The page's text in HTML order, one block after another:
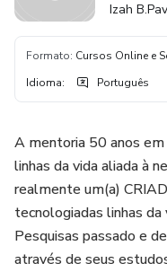
Izah
Formato: Cursos Online e
Idioma: Português
A mentoria 50 anos
linhas da vida aliada à
realmente um(a)
tecnologiadas linhas
Pesquisas passado e
através de seus